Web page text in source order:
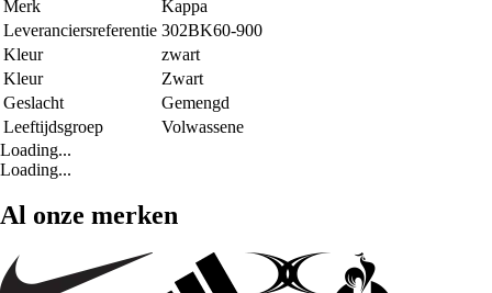
Merk
Kappa
Leveranciersreferentie 302BK60-900
Kleur
zwart
Kleur
Zwart
Geslacht
Gemengd
Leeftijdsgroep
Volwassene
Loading...
Loading...
Al onze merken